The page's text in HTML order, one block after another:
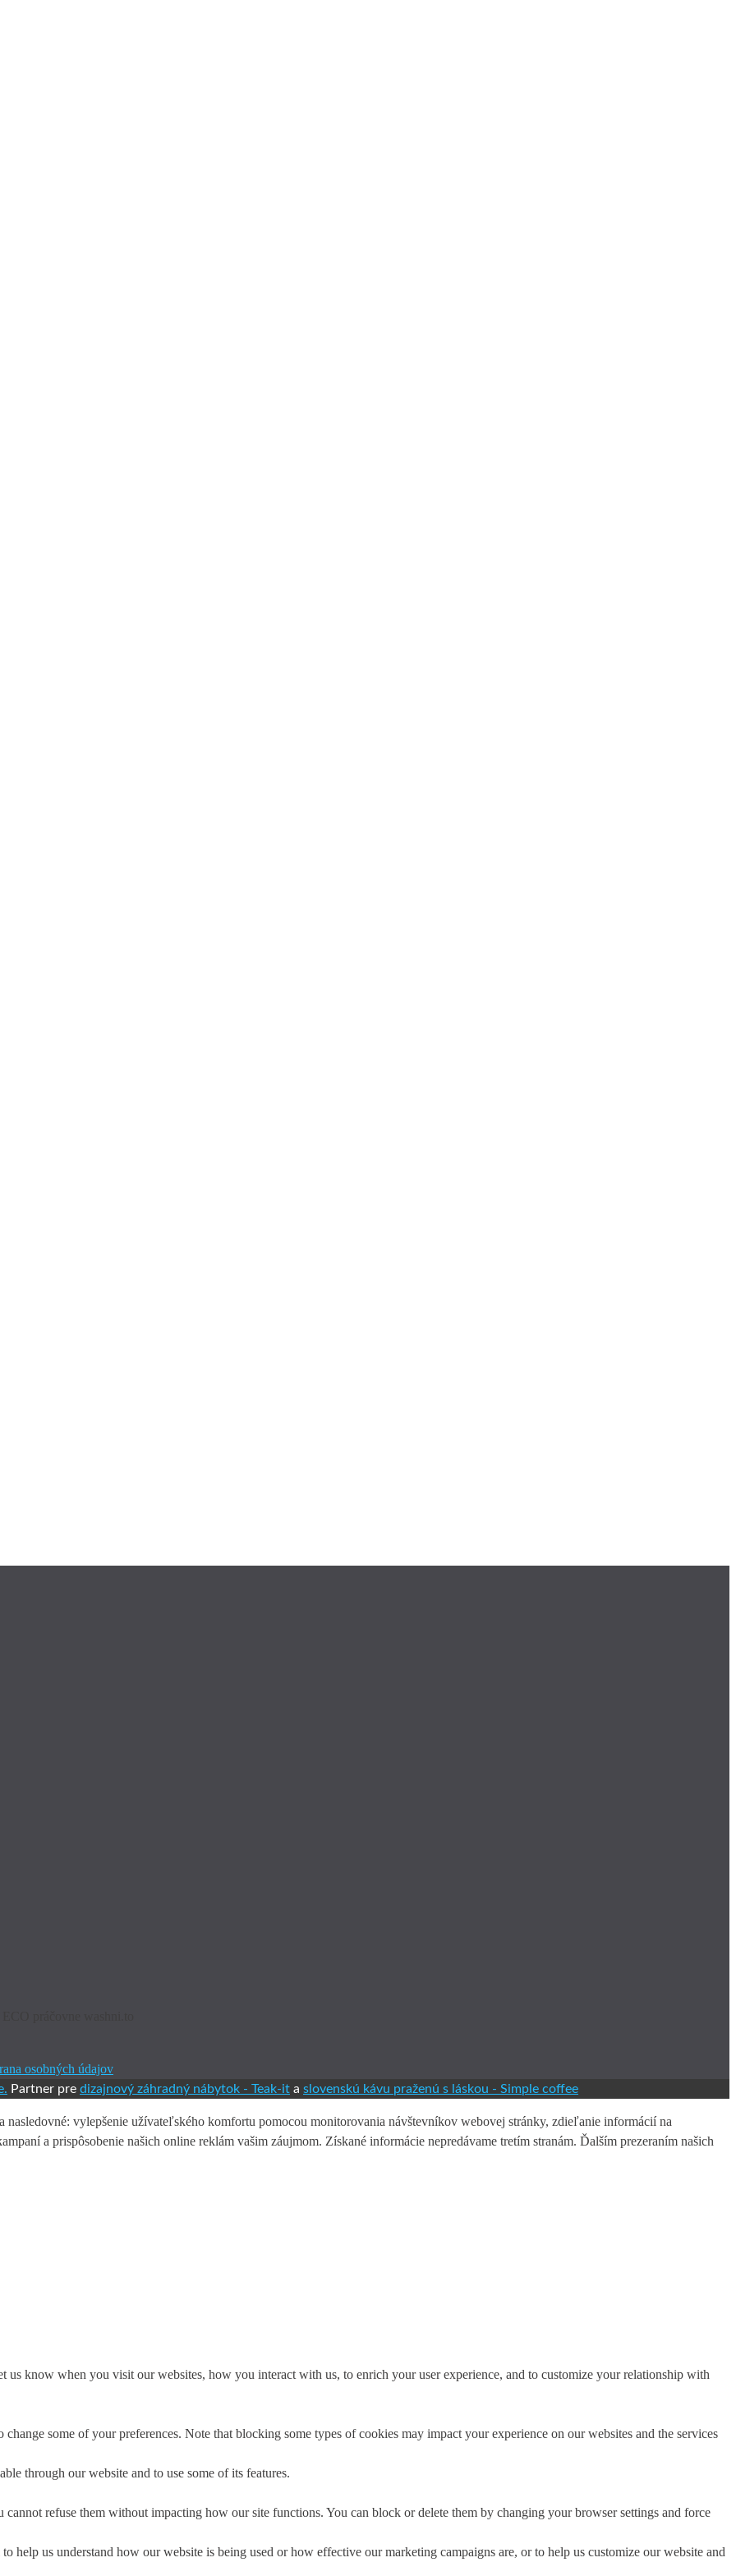
osobných údajov
Partner pre dizajnový záhradný nábytok - Teak-it a slovenskú kávu praženú s láskou - Simple coffee
nasledovné: vylepšenie užívateľského komfortu pomocou monitorovania návštevníkov webovej stránky, zdieľanie informácií na
a prispôsobenie našich online reklám vašim záujmom. Získané informácie nepredávame tretím stranám. Ďalším prezeraním našich
us know when you visit our websites, how you interact with us, to enrich your user experience, and to customize your relationship with
some of your preferences. Note that blocking some types of cookies may impact your experience on our websites and the services
through our website and to use some of its features.
cannot refuse them without impacting how our site functions. You can block or delete them by changing your browser settings and force
help us understand how our website is being used or how effective our marketing campaigns are, or to help us customize our website and